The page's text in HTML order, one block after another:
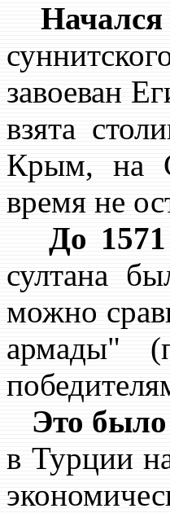
Начался
завоеван
взята
Крым, на
время не
До 1571
султана
можно
армады"
Это
в Турции